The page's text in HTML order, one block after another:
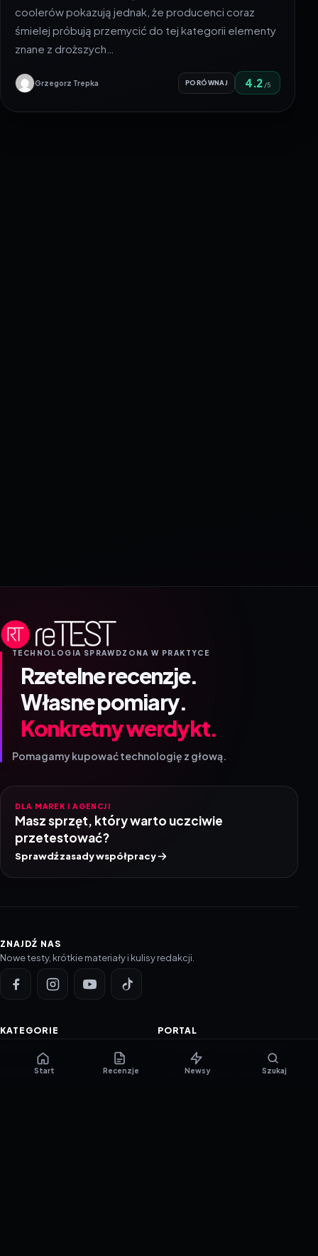
coolerów pokazują jednak, że producenci coraz
śmielej próbują przemycić do tej kategorii elementy
znane z droższych…
Grzegorz Trepka PORÓWNAJ 4.2 /5
TECHNOLOGIA SPRAWDZONA W PRAKTYCE
Rzetelne recenzje.
Własne pomiary.
Konkretny werdykt.
Pomagamy kupować technologię z głową.
DLA MAREK I AGENCJI
Masz sprzęt, który warto uczciwie
przetestować?
Sprawdź zasady współpracy
ZNAJDŹ NAS
Nowe testy, krótkie materiały i kulisy redakcji.
KATEGORIE
PORADNIKI
PORTAL
Polityka prywatności
Start Recenzje Newsy Szukaj